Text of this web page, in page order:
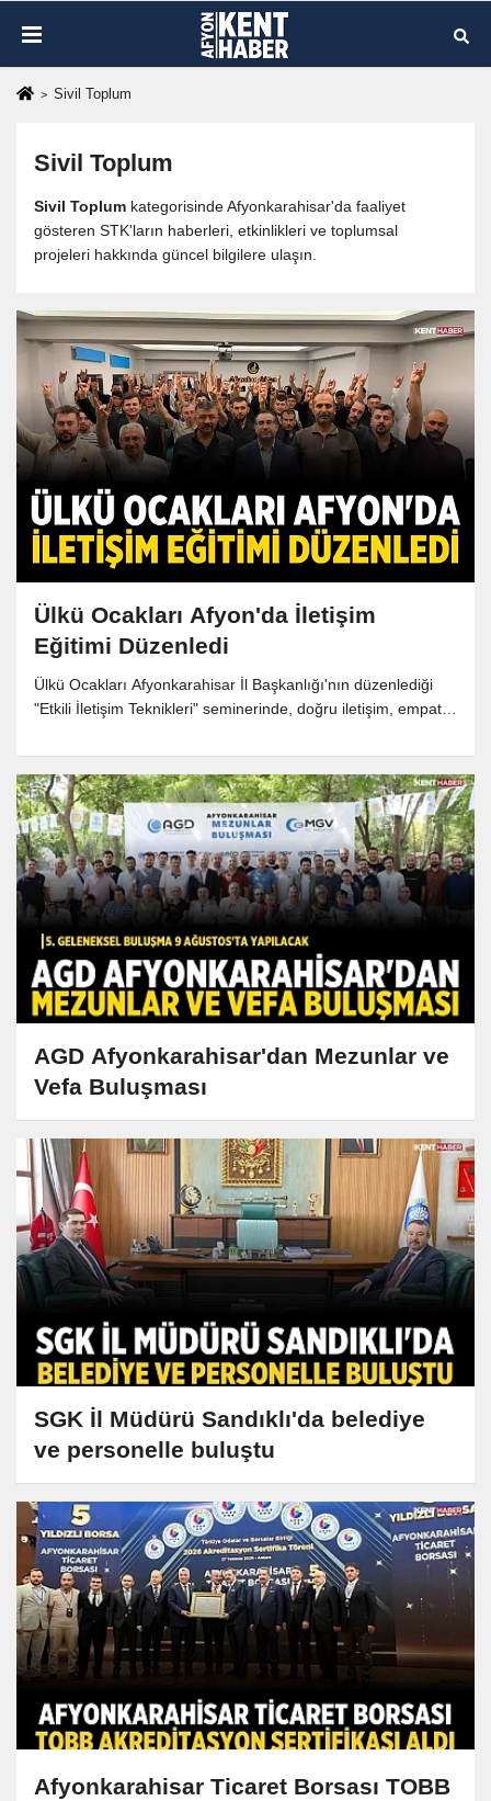
Sivil Toplum
Sivil Toplum
Sivil Toplum kategorisinde Afyonkarahisar'da faaliyet
gösteren STK'ların haberleri, etkinlikleri ve toplumsal
projeleri hakkında güncel bilgilere ulaşın.
Ülkü Ocakları Afyon'da İletişim
Eğitimi Düzenledi
Ülkü Ocakları Afyonkarahisar İl Başkanlığı'nın düzenlediği
"Etkili İletişim Teknikleri" seminerinde, doğru iletişim, empati,
AGD Afyonkarahisar'dan Mezunlar ve
Vefa Buluşması
SGK İl Müdürü Sandıklı'da belediye
ve personelle buluştu
Afyonkarahisar Ticaret Borsası TOBB